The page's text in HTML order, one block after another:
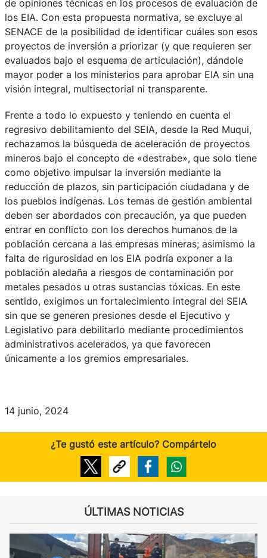
de opiniones técnicas en los procesos de evaluación de
los EIA. Con esta propuesta normativa, se excluye al
SENACE de la posibilidad de identificar cuáles son esos
proyectos de inversión a priorizar (y que requieren ser
evaluados bajo el esquema de articulación), dándole
mayor poder a los ministerios para aprobar EIA sin una
visión integral, multisectorial ni transparente.
Frente a todo lo expuesto y teniendo en cuenta el
regresivo debilitamiento del SEIA, desde la Red Muqui,
rechazamos la búsqueda de aceleración de proyectos
mineros bajo el concepto de «destrabe», que solo tiene
como objetivo impulsar la inversión mediante la
reducción de plazos, sin participación ciudadana y de
los pueblos indígenas. Los temas de gestión ambiental
deben ser abordados con precaución, ya que pueden
entrar en conflicto con los derechos humanos de la
población cercana a las empresas mineras; asimismo la
falta de rigurosidad en los EIA podría exponer a la
población aledaña a riesgos de contaminación por
metales pesados u otras sustancias tóxicas. En este
sentido, exigimos un fortalecimiento integral del SEIA
sin que se generen presiones desde el Ejecutivo y
Legislativo para debilitarlo mediante procedimientos
administrativos acelerados, ya que favorecen
únicamente a los gremios empresariales.
14 junio, 2024
¿Te gustó este artículo? Compártelo
ÚLTIMAS NOTICIAS